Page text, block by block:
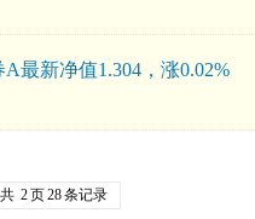
最新净值1.304，涨0.02%
共 2页28条记录